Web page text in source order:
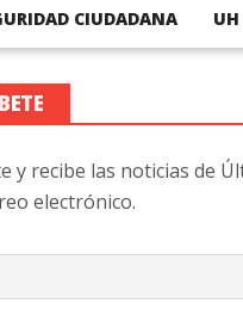
CIUDADANA
y recibe las noticias de
electrónico.